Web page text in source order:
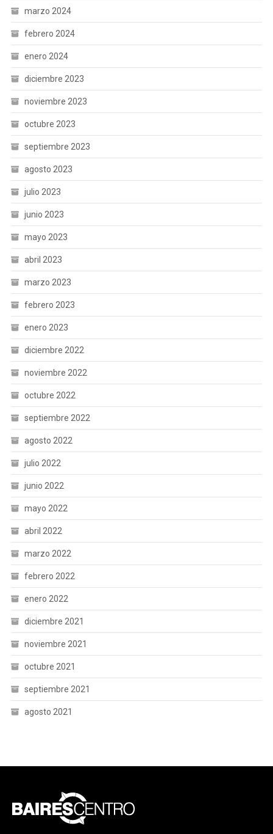
marzo 2024
febrero 2024
enero 2024
diciembre 2023
noviembre 2023
octubre 2023
septiembre 2023
agosto 2023
julio 2023
junio 2023
mayo 2023
abril 2023
marzo 2023
febrero 2023
enero 2023
diciembre 2022
noviembre 2022
octubre 2022
septiembre 2022
agosto 2022
julio 2022
junio 2022
mayo 2022
abril 2022
marzo 2022
febrero 2022
enero 2022
diciembre 2021
noviembre 2021
octubre 2021
septiembre 2021
agosto 2021